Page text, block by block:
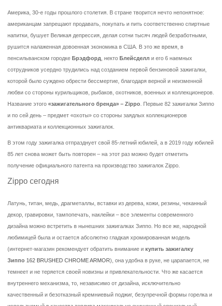
Америка, 30-е годы прошлого столетия. В стране творится нечто непонятное:
американцам запрещают продавать, покупать и пить соответственно спиртные
напитки, бушует Великая депрессия, делая сотни тысяч людей безработными,
рушится налаженная довоенная экономика в США. В это же время, в
пенсильванском городке Брэдфорд , некто Блейсделл и его 6 наемных
сотрудников усердно трудились над созданием первой бензиновой зажигалки,
которой было суждено обрести бессмертие, благодаря верной и неизменной
любви со стороны курильщиков, рыбаков, охотников, военных и коллекционеров.
Название этого «зажигательного бренда» – Zippo . Первые 82 зажигалки Зиппо
и по сей день – предмет «охоты» со стороны заядлых коллекционеров
антиквариата и коллекционных зажигалок.
В этом году зажигалка отпразднует свой 85-летний юбилей, а в 2019 году юбилей
85 лет снова может быть повторен – на этот раз можно будет отметить
получение официального патента на производство зажигалок Zippo.
Zippo сегодня
Латунь, титан, медь, драгметаллы, вставки из дерева, кожи, резины, чеканный
декор, гравировки, тампопечать, наклейки – все элементы современного
дизайна можно встретить в нынешних зажигалках Зиппо. Но все же, народной
любимицей была и остается абсолютно гладкая хромированная модель
(интернет-магазин рекомендует обратить внимание и купить зажигалку
Зиппо 162 BRUSHED CHROME ARMOR), она удобна в руке, не царапается, не
темнеет и не теряется своей новизны и привлекательности. Что же касается
внутреннего механизма, то, независимо от дизайна, исключительно
качественный и безотказный кремниевый поджиг, безупречной формы горелка и